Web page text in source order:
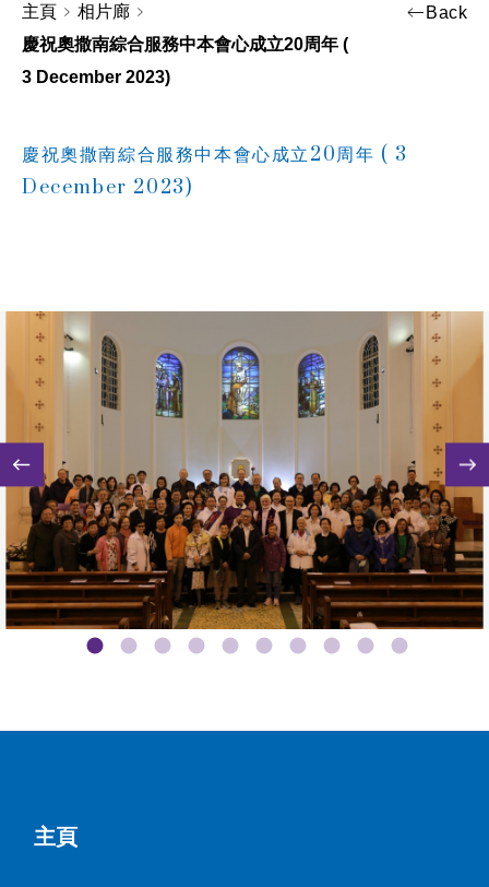
主頁
相片廊
慶祝奧撒南綜合服務中本會心成立20周年 (
3 December 2023)
Back
慶祝奧撒南綜合服務中本會心成立20周年 ( 3
December 2023)
主頁